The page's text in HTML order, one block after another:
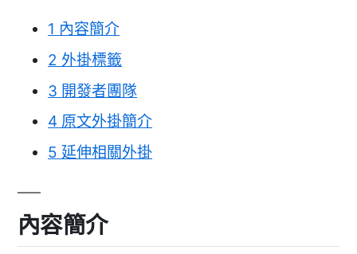
1 內容簡介
2 外掛標籤
3 開發者團隊
4 原文外掛簡介
5 延伸相關外掛
內容簡介